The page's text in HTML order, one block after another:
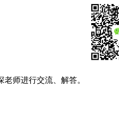
师进行交流、解答。